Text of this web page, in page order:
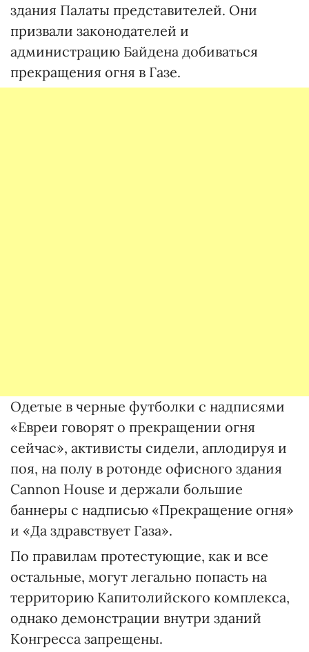
здания Палаты представителей. Они
призвали законодателей и
администрацию Байдена добиваться
прекращения огня в Газе.
Одетые в черные футболки с надписями
«Евреи говорят о прекращении огня
сейчас», активисты сидели, аплодируя и
поя, на полу в ротонде офисного здания
Cannon House и держали большие
баннеры с надписью «Прекращение огня»
и «Да здравствует Газа».
По правилам протестующие, как и все
остальные, могут легально попасть на
территорию Капитолийского комплекса,
однако демонстрации внутри зданий
Конгресса запрещены.